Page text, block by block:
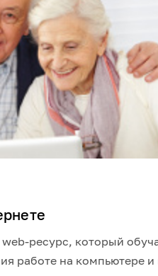
ресурс, который
работе на компьютере и